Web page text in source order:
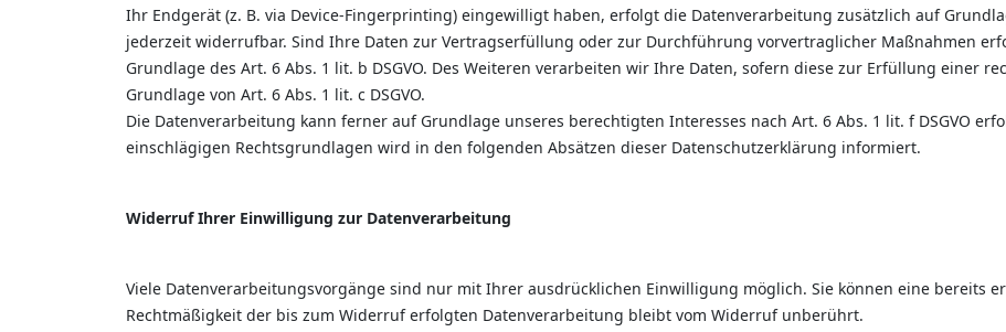
Ihr Endgerät (z. B. via Device-Fingerprinting) eingewilligt haben, erfolgt die Datenverarbeitung zusätzlich auf
jederzeit widerrufbar. Sind Ihre Daten zur Vertragserfüllung oder zur Durchführung vorvertraglicher Maßnahmen
Grundlage des Art. 6 Abs. 1 lit. b DSGVO. Des Weiteren verarbeiten wir Ihre Daten, sofern diese zur Erfüllung einer
Grundlage von Art. 6 Abs. 1 lit. c DSGVO.
Die Datenverarbeitung kann ferner auf Grundlage unseres berechtigten Interesses nach Art. 6 Abs. 1 lit. f DSGVO
einschlägigen Rechtsgrundlagen wird in den folgenden Absätzen dieser Datenschutzerklärung informiert.
Widerruf Ihrer Einwilligung zur Datenverarbeitung
Viele Datenverarbeitungsvorgänge sind nur mit Ihrer ausdrücklichen Einwilligung möglich. Sie können eine bereits
Rechtmäßigkeit der bis zum Widerruf erfolgten Datenverarbeitung bleibt vom Widerruf unberührt.